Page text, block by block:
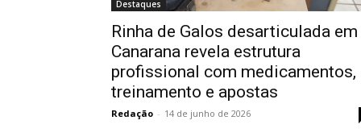
Destaques
Rinha de Galos desarticulada em
Canarana revela estrutura
profissional com medicamentos,
treinamento e apostas
Redação - 14 de junho de 2026